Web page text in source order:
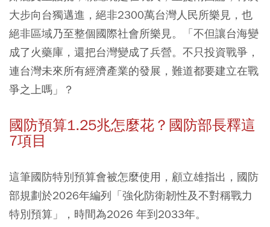
大步向台獨邁進，絕非2300萬台灣人民所樂見，也
絕非區域乃至整個國際社會所樂見。「不但讓台海變
成了火藥庫，還把台灣變成了兵營。不只投資戰爭，
連台灣未來所有經濟產業的發展，難道都要建立在戰
爭之上嗎」？
國防預算1.25兆怎麼花？國防部長釋這
7項目
這筆國防特別預算會被怎麼使用，顧立雄指出，國防
部規劃於2026年編列「強化防衛韌性及不對稱戰力
特別預算」，時間為2026 年到2033年。